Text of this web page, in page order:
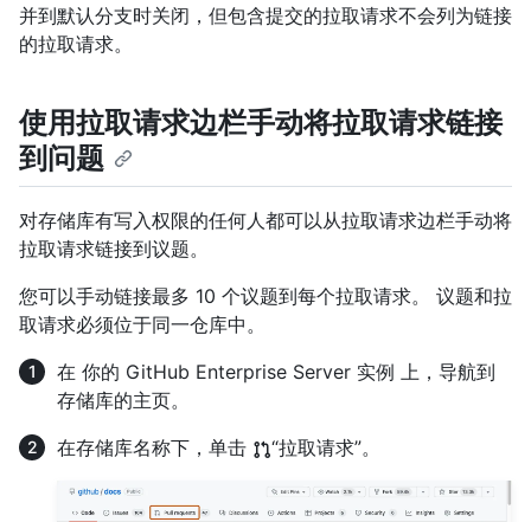
并到默认分支时关闭，但包含提交的拉取请求不会列为链接
的拉取请求。
使用拉取请求边栏手动将拉取请求链接
到问题
对存储库有写入权限的任何人都可以从拉取请求边栏手动将
拉取请求链接到议题。
您可以手动链接最多 10 个议题到每个拉取请求。 议题和拉
取请求必须位于同一仓库中。
在 你的 GitHub Enterprise Server 实例 上，导航到
存储库的主页。
在存储库名称下，单击
“拉取请求”。